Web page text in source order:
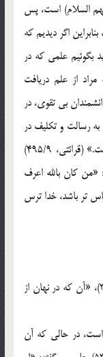
السلام) است، پس
اگر دیدیم که
بگوئیم علمی که در
از علم دریافت
بی تقوی، در
رسالت و تکلیف در
دنیا، جهل به هدف آفرینش، جهل به سرنوشت قیامت.» (قرائتی، 495/9)
«من کان بالله اعرف
تر باشد، خدا ترس
«من خشی الرحمن بالغیب و جاء بقلب منیب» (ق/33)، «آن که در نهان از
در حالی که آن